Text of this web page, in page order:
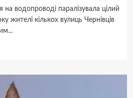
на водопроводі паралізувала цілий
жителі кількох вулиць Чернівців